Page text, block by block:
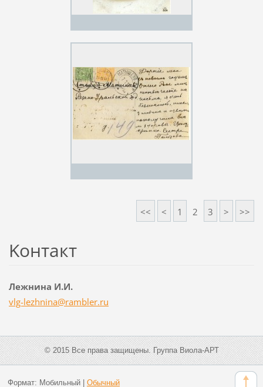
<< < 1 2 3 > >>
Koнтакт
Лежнина И.И.
vlg-lezhnina@rambler.ru
© 2015 Все права защищены. Группа Виола-АРТ
Формат: Мобильный| Обычный